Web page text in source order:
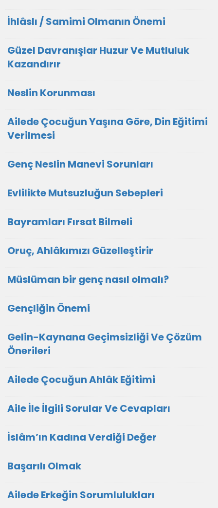
İhlâslı / Samimi Olmanın Önemi
Güzel Davranışlar Huzur Ve Mutluluk
Kazandırır
Neslin Korunması
Ailede Çocuğun Yaşına Göre, Din Eğitimi
Verilmesi
Genç Neslin Manevi Sorunları
Evlilikte Mutsuzluğun Sebepleri
Bayramları Fırsat Bilmeli
Oruç, Ahlâkımızı Güzelleştirir
Müslüman bir genç nasıl olmalı?
Gençliğin Önemi
Gelin-Kaynana Geçimsizliği Ve Çözüm
Önerileri
Ailede Çocuğun Ahlâk Eğitimi
Aile İle İlgili Sorular Ve Cevapları
İslâm’ın Kadına Verdiği Değer
Başarılı Olmak
Ailede Erkeğin Sorumlulukları